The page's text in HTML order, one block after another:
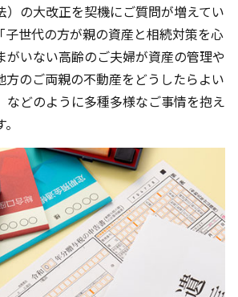
）の大改正を契機にご質問が増えてい
子世代の方が親の資産と相続対策を心
がいない高齢のご夫婦が資産の管理や
方のご両親の不動産をどうしたらよい
などのように多種多様なご事情を抱え